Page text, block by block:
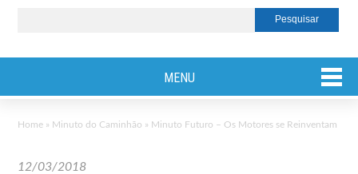
MENU
Home » Minuto do Caminhão » Minuto Futuro – Os Motores se Reinventam
12/03/2018